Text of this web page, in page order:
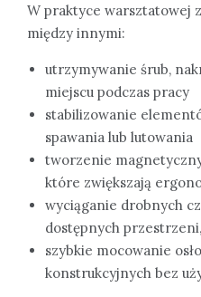
W praktyce warsztatowej
między innymi:
utrzymywanie śrub,
miejscu podczas pracy
stabilizowanie
spawania lub lutowania
tworzenie
które zwiększają
wyciąganie drobnych
dostępnych
szybkie mocowanie
konstrukcyjnych bez